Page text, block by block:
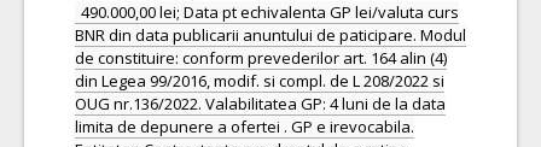
490.000,00 lei; Data pt echivalenta GP lei/valuta curs
BNR din data publicarii anuntului de paticipare. Modul
de constituire: conform prevederilor art. 164 alin (4)
din Legea 99/2016, modif. si compl. de L 208/2022 si
OUG nr.136/2022. Valabilitatea GP: 4 luni de la data
limita de depunere a ofertei . GP e irevocabila.